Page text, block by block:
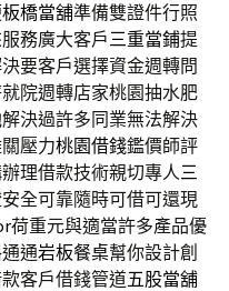
板橋當舖準備雙證件行照
務廣大客戶三重當鋪提
要客戶選擇資金週轉問
院週轉店家桃園抽水肥
解決過許多同業無法解決
壓力桃園借錢鑑價師評
理借款技術親切專人三
全可靠隨時可借可還現
荷重元與適當許多產品優
通岩板餐桌幫你設計創
客戶借錢管道五股當舖